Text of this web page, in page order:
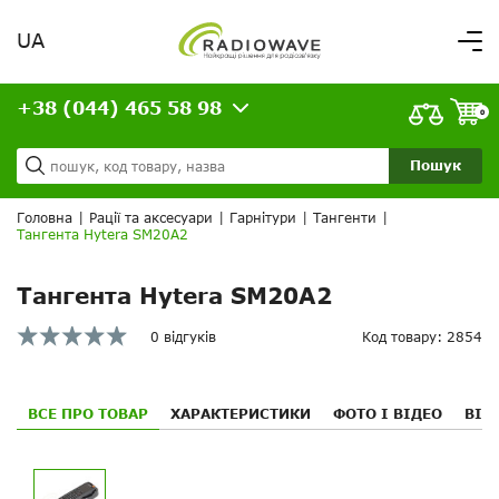
Вітаємо,
увійдіть в особистий кабінет
Доставка та оплата
Кредит
Статті
ВАШЕ ЗАМОВЛЕННЯ
UA
Пошук
+38 (044) 465 58 98 0
Головна Рації та аксесуари Гарнітури Тангенти
Тангента Hytera SM20A2
Тангента Hytera SM20A2
0 відгуків Код товару: 2854
ВСЕ ПРО ТОВАР ХАРАКТЕРИСТИКИ ФОТО І ВІДЕО